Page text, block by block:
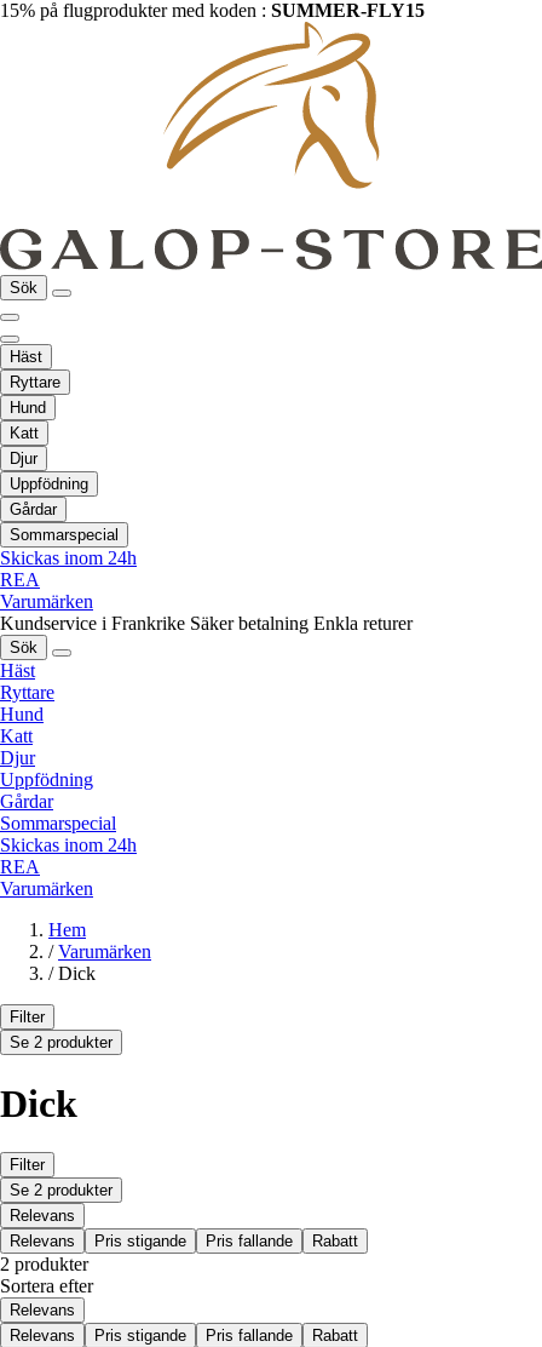
15% på flugprodukter med koden : SUMMER-FLY15
Sök
Häst
Ryttare
Hund
Katt
Djur
Uppfödning
Gårdar
Sommarspecial
Skickas inom 24h
REA
Varumärken
Kundservice i Frankrike Säker betalning Enkla returer
Sök
Häst
Ryttare
Hund
Katt
Djur
Uppfödning
Gårdar
Sommarspecial
Skickas inom 24h
REA
Varumärken
Hem
/ Varumärken
/ Dick
Filter
Se 2 produkter
Dick
Filter
Se 2 produkter
Relevans
Relevans
Pris stigande Pris fallande Rabatt
2 produkter
Sortera efter
Relevans
Relevans
Pris stigande Pris fallande Rabatt